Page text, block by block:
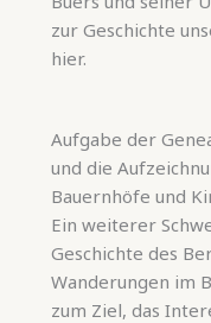
zur Geschichte
hier.
Aufgabe der
und die
Bauernhöfe und
Ein weiterer
Geschichte des
Wanderungen im
zum Ziel, das